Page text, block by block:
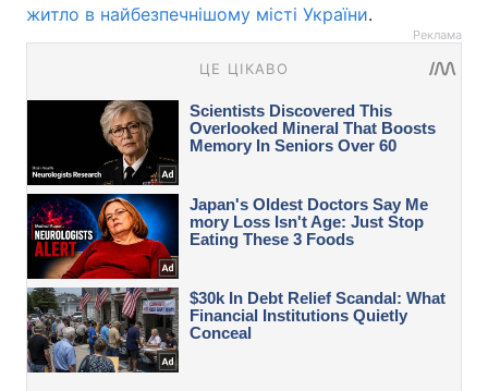
житло в найбезпечнішому місті України.
Реклама